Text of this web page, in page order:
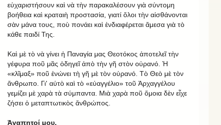
εὐχαριστήσουν καὶ νὰ τὴν παρακαλέσουν γιὰ σύντομη
βοήθεια καὶ κραταιὴ προστασία, γιατί ὅλοι τὴν αἰσθάνονται
σὰν μάνα τους, ποὺ πονάει καὶ ἐνδιαφέρεται ἄμεσα γιὰ τὸ
κάθε παιδί Της.
Καὶ μὲ τὸ νὰ γίνει ἡ Παναγία μας Θεοτόκος ἀποτελεῖ τὴν
γέφυρα ποῦ μᾶς ὁδηγεῖ ἀπὸ τὴν γῆ στὸν οὐρανό. Ἡ
«κλῖμαξ» ποῦ ἑνώνει τὴ γῆ μὲ τὸν οὐρανό. Τὸ Θεὸ μὲ τὸν
ἄνθρωπο. Γι' αὐτὸ καὶ τὸ «εὐαγγέλιο» τοῦ Ἀρχαγγέλου
γεμίζει μὲ χαρὰ τὰ σύμπαντα. Μιὰ χαρὰ ποῦ ὅμοια δὲν εἶχε
ζήσει ὁ μεταπτωτικὸς ἄνθρώπος.
Ἀγαπητοί μου,